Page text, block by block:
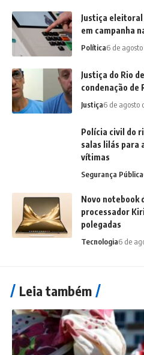
Justiça
em campanha
Política6 de
Justiça do Rio
condenação de
Justiça6 de agosto
Polícia civil do
salas lilás para
vítimas
Segurança Pública
Novo notebook
processador
polegadas
Tecnologia6 de
Leia também